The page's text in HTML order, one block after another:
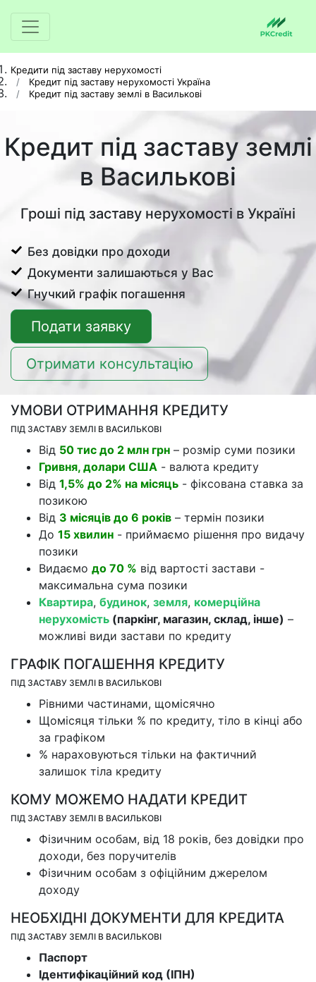
Кредити під заставу нерухомості
Кредит під заставу нерухомості Україна
Кредит під заставу землі в Василькові
Кредит під заставу землі
в Василькові
Гроші під заставу нерухомості в Україні
Без довідки про доходи
Документи залишаються у Вас
Гнучкий графік погашення
Подати заявку
Отримати консультацію
УМОВИ ОТРИМАННЯ КРЕДИТУ
ПІД ЗАСТАВУ ЗЕМЛІ В ВАСИЛЬКОВІ
Від 50 тис до 2 млн грн – розмір суми позики
Гривня, долари США - валюта кредиту
Від 1,5% до 2% на місяць - фіксована ставка за
позикою
Від 3 місяців до 6 років – термін позики
До 15 хвилин - приймаємо рішення про видачу
позики
Видаємо до 70 % від вартості застави -
максимальна сума позики
Квартира, будинок, земля, комерційна
нерухомість (паркінг, магазин, склад, інше) –
можливі види застави по кредиту
ГРАФІК ПОГАШЕННЯ КРЕДИТУ
ПІД ЗАСТАВУ ЗЕМЛІ В ВАСИЛЬКОВІ
Рівними частинами, щомісячно
Щомісяця тільки % по кредиту, тіло в кінці або
за графіком
% нараховуються тільки на фактичний
залишок тіла кредиту
КОМУ МОЖЕМО НАДАТИ КРЕДИТ
ПІД ЗАСТАВУ ЗЕМЛІ В ВАСИЛЬКОВІ
Фізичним особам, від 18 років, без довідки про
доходи, без поручителів
Фізичним особам з офіційним джерелом
доходу
НЕОБХІДНІ ДОКУМЕНТИ ДЛЯ КРЕДИТА
ПІД ЗАСТАВУ ЗЕМЛІ В ВАСИЛЬКОВІ
Паспорт
Ідентифікаційний код (ІПН)